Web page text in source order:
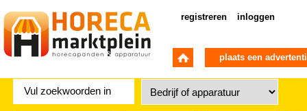
registreren inloggen
plaats een